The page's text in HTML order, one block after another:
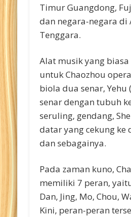
Timur Guangdong,
dan negara-negara di
Tenggara.
Alat musik yang
untuk Chaozhou
biola dua senar, Yehu
senar dengan tubuh
seruling, gendang,
datar yang cekung ke
dan sebagainya.
Pada zaman kuno,
memiliki 7 peran,
Dan, Jing, Mo, Chou,
Kini, peran-peran